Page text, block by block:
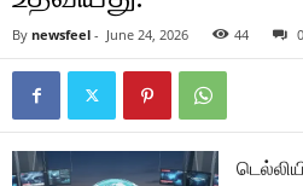
By newsfeel - June 24, 2026 44 0